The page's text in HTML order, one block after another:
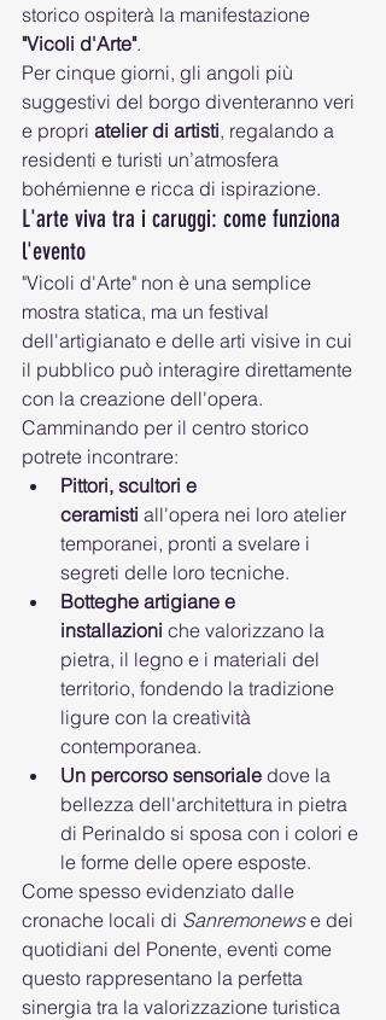
storico ospiterà la manifestazione
"Vicoli d'Arte".
Per cinque giorni, gli angoli più
suggestivi del borgo diventeranno veri
e propri atelier di artisti, regalando a
residenti e turisti un’atmosfera
bohémienne e ricca di ispirazione.
L'arte viva tra i caruggi: come funziona
l'evento
"Vicoli d'Arte" non è una semplice
mostra statica, ma un festival
dell'artigianato e delle arti visive in cui
il pubblico può interagire direttamente
con la creazione dell'opera.
Camminando per il centro storico
potrete incontrare:
Pittori, scultori e
ceramisti all'opera nei loro atelier
temporanei, pronti a svelare i
segreti delle loro tecniche.
Botteghe artigiane e
installazioni che valorizzano la
pietra, il legno e i materiali del
territorio, fondendo la tradizione
ligure con la creatività
contemporanea.
Un percorso sensoriale dove la
bellezza dell'architettura in pietra
di Perinaldo si sposa con i colori e
le forme delle opere esposte.
Come spesso evidenziato dalle
cronache locali di Sanremonews e dei
quotidiani del Ponente, eventi come
questo rappresentano la perfetta
sinergia tra la valorizzazione turistica